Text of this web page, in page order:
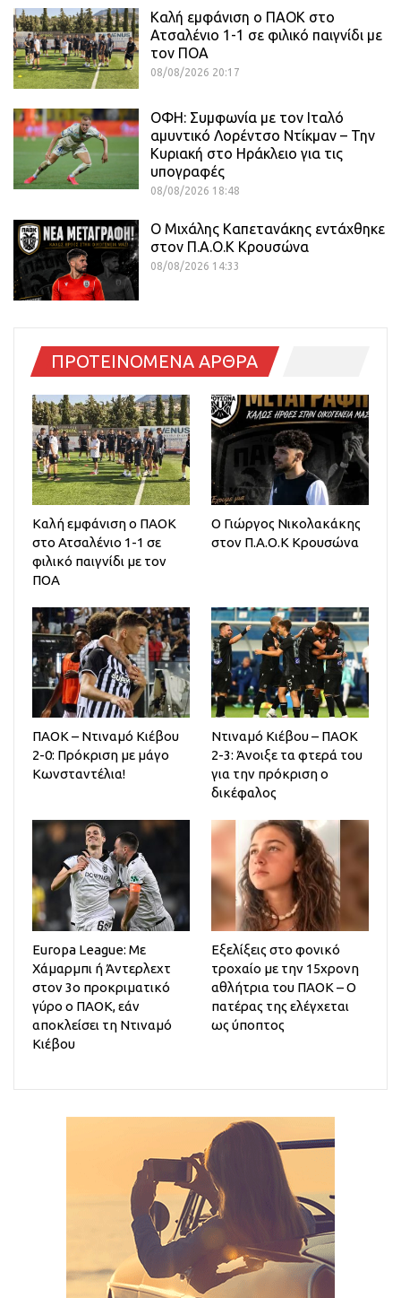
Καλή εμφάνιση ο ΠΑΟΚ στο
Ατσαλένιο 1-1 σε φιλικό παιγνίδι με
τον ΠΟΑ
08/08/2026 20:17
ΟΦΗ: Συμφωνία με τον Ιταλό
αμυντικό Λορέντσο Ντίκμαν – Την
Κυριακή στο Ηράκλειο για τις
υπογραφές
08/08/2026 18:48
O Mιχάλης Καπετανάκης εντάχθηκε
στον Π.Α.Ο.Κ Κρουσώνα
08/08/2026 14:33
ΠΡΟΤΕΙΝΟΜΕΝΑ ΑΡΘΡΑ
Καλή εμφάνιση ο ΠΑΟΚ
στο Ατσαλένιο 1-1 σε
φιλικό παιγνίδι με τον
ΠΟΑ
O Γιώργος Νικολακάκης
στον Π.Α.Ο.Κ Κρουσώνα
ΠΑΟΚ – Ντιναμό Κιέβου
2-0: Πρόκριση με μάγο
Κωνσταντέλια!
Ντιναμό Κιέβου – ΠΑΟΚ
2-3: Άνοιξε τα φτερά του
για την πρόκριση ο
δικέφαλος
Europa League: Με
Χάμαρμπι ή Άντερλεχτ
στον 3ο προκριματικό
γύρο ο ΠΑΟΚ, εάν
αποκλείσει τη Ντιναμό
Κιέβου
Εξελίξεις στο φονικό
τροχαίο με την 15χρονη
αθλήτρια του ΠΑΟΚ – Ο
πατέρας της ελέγχεται
ως ύποπτος